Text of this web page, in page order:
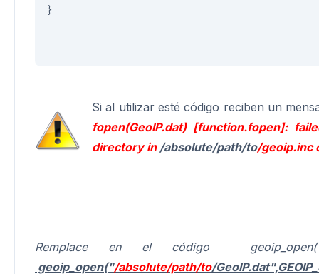
}
Si al utilizar esté código reciben un
fopen(GeoIP.dat) [function.fopen]:
directory in /absolute/path/to/geoip.inc
Remplace en el código
geoip_open("/absolute/path/to/